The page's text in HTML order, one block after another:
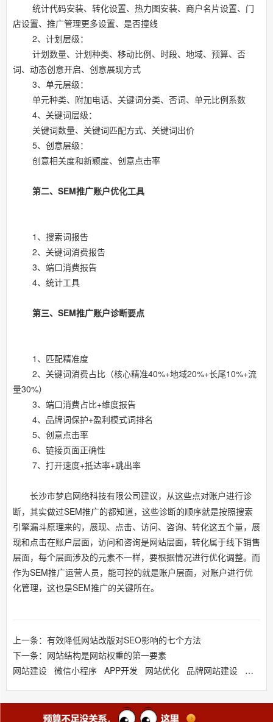
统计代码安装、转化设置、热力图安装、商户名片设置、门
店设置、推广管理更多设置、是否撞线
2、计划层级：
计划数量、计划种类、移动比例、时段、地域、预算、否
词、动态创意开启、创意展现方式
3、单元层级：
单元种类、附加电话、关键词分类、否词、单元比例系数
4、关键词层级：
关键词数量、关键词匹配方式、关键词出价
5、创意层级：
创意相关度和新颖度、创意点击率
第二、SEM推广账户优化工具
1、搜索词报告
2、关键词消费报告
3、端口消费报告
4、统计工具
第三、SEM推广账户诊断要点
1、匹配精准度
2、关键词消费占比（核心精准40%+地域20%+长尾10%+流
量30%）
3、端口消费占比+维度报告
4、品牌词保护+盈利模式词排名
5、创意点击率
6、链接页面正确性
7、打开速度+抵达率+跳出率
长沙市梦启网络科技有限公司建议，从这些点对账户进行诊
断，其实做过SEM推广的都知道，这些诊断的顺序就是按照搜索
引擎漏斗原理来的，展现、点击、访问、咨询、转化这五个量，展
现和点击在账户层面，访问和咨询是网站层面，转化属于线下销售
层面，每个层面涉及的元素不一样，要根据情况进行优化调整。而
作为SEM推广运营人员，能可控的就是账户层面，对账户进行优
化管理，这也是SEM推广的关键所在。
上一条：有效降低网站改版对SEO影响的七个方法
下一条：网站结构是网站权重的第一要素
网站建设 微信小程序 APP开发 网站优化 品牌网站建设 响应